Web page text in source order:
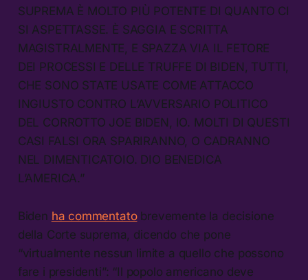
SUPREMA È MOLTO PIÙ POTENTE DI QUANTO CI
SI ASPETTASSE. È SAGGIA E SCRITTA
MAGISTRALMENTE, E SPAZZA VIA IL FETORE
DEI PROCESSI E DELLE TRUFFE DI BIDEN, TUTTI,
CHE SONO STATE USATE COME ATTACCO
INGIUSTO CONTRO L’AVVERSARIO POLITICO
DEL CORROTTO JOE BIDEN, IO. MOLTI DI QUESTI
CASI FALSI ORA SPARIRANNO, O CADRANNO
NEL DIMENTICATOIO. DIO BENEDICA
L’AMERICA.”
Biden ha commentatobrevemente la decisione
della Corte suprema, dicendo che pone
“virtualmente nessun limite a quello che possono
fare i presidenti”: “Il popolo americano deve